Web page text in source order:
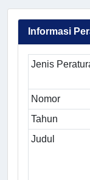
Informasi
Jenis
Nomor
Tahun
Judul